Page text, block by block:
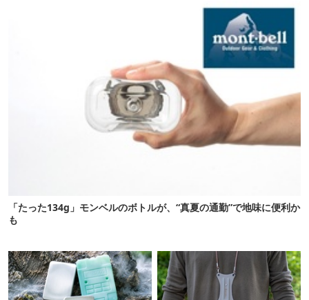
「たった134g」モンベルのボトルが、“真夏の通勤”で地味に便利か
も